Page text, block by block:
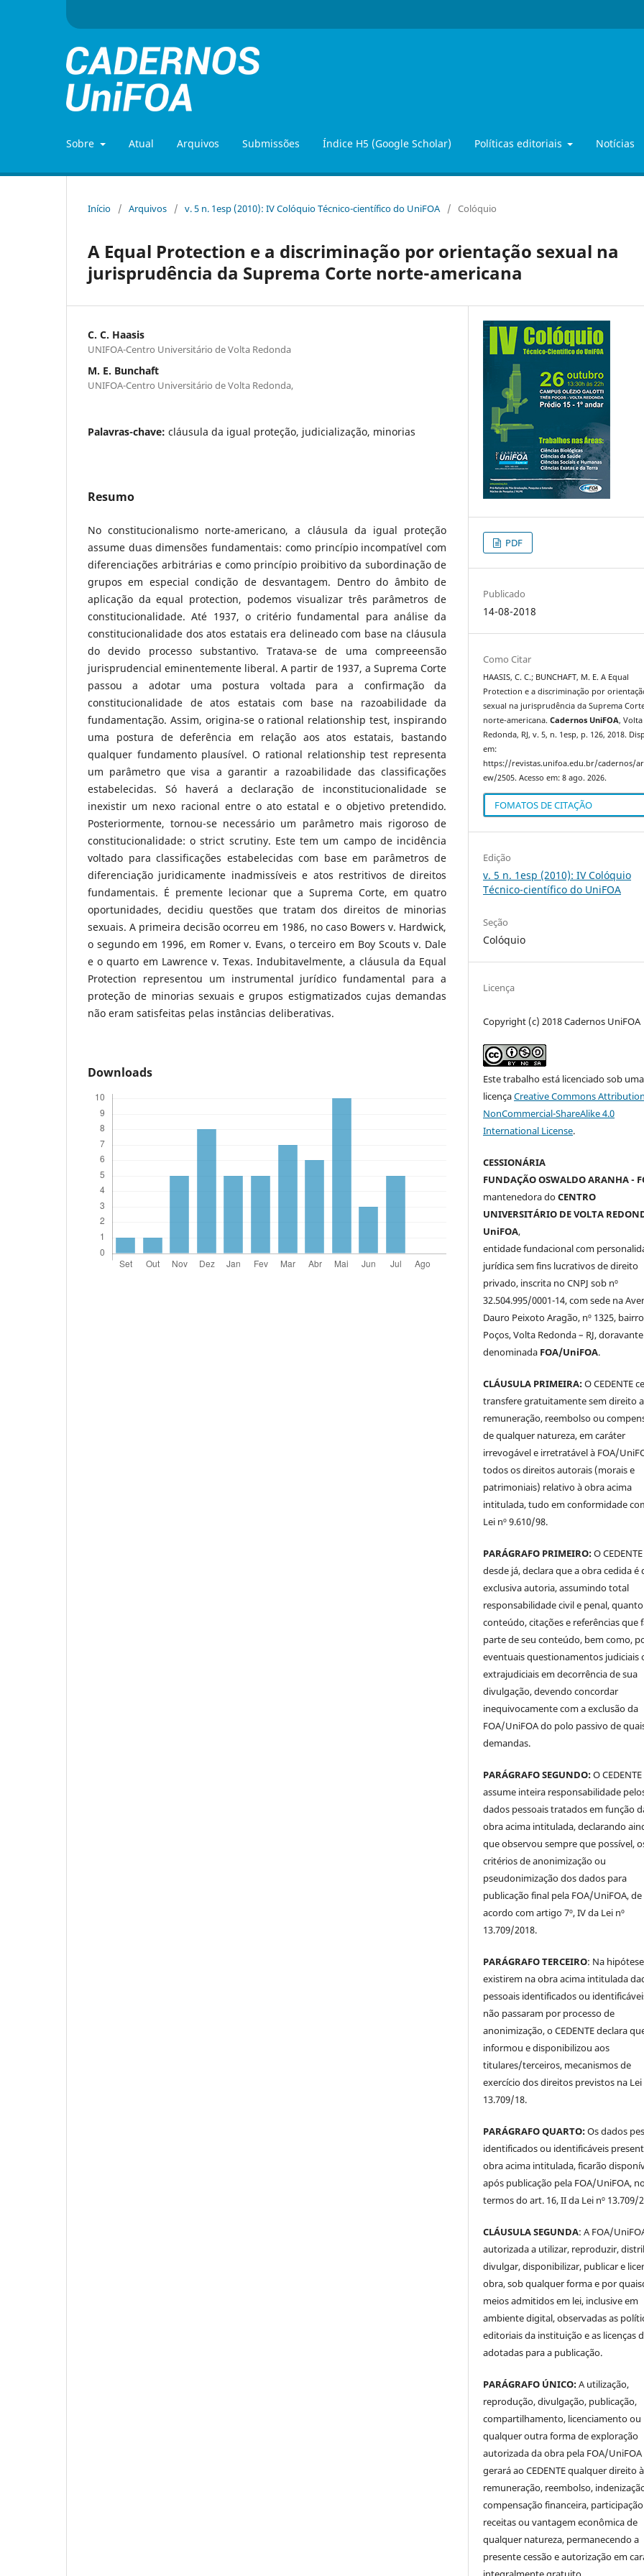
Sobre Atual Arquivos Submissões Índice H5 (Google Scholar) Políticas editoriais Notícias
Início / Arquivos / v. 5 n. 1esp (2010): IV Colóquio Técnico-científico do UniFOA / Colóquio
A Equal Protection e a discriminação por orientação sexual na
jurisprudência da Suprema Corte norte-americana
C. C. Haasis
UNIFOA-Centro Universitário de Volta Redonda
M. E. Bunchaft
UNIFOA-Centro Universitário de Volta Redonda,
Palavras-chave: cláusula da igual proteção, judicialização, minorias
Resumo
No constitucionalismo norte-americano, a cláusula da igual proteção
assume duas dimensões fundamentais: como princípio incompatível com
diferenciações arbitrárias e como princípio proibitivo da subordinação de
grupos em especial condição de desvantagem. Dentro do âmbito de
aplicação da equal protection, podemos visualizar três parâmetros de
constitucionalidade. Até 1937, o critério fundamental para análise da
constitucionalidade dos atos estatais era delineado com base na cláusula
do devido processo substantivo. Tratava-se de uma compreeensão
jurisprudencial eminentemente liberal. A partir de 1937, a Suprema Corte
passou a adotar uma postura voltada para a confirmação da
constitucionalidade de atos estatais com base na razoabilidade da
fundamentação. Assim, origina-se o rational relationship test, inspirando
uma postura de deferência em relação aos atos estatais, bastando
qualquer fundamento plausível. O rational relationship test representa
um parâmetro que visa a garantir a razoabilidade das classificações
estabelecidas. Só haverá a declaração de inconstitucionalidade se
inexistir um nexo racional entre o ato estatal e o objetivo pretendido.
Posteriormente, tornou-se necessário um parâmetro mais rigoroso de
constitucionalidade: o strict scrutiny. Este tem um campo de incidência
voltado para classificações estabelecidas com base em parâmetros de
diferenciação juridicamente inadmissíveis e atos restritivos de direitos
fundamentais. É premente lecionar que a Suprema Corte, em quatro
oportunidades, decidiu questões que tratam dos direitos de minorias
sexuais. A primeira decisão ocorreu em 1986, no caso Bowers v. Hardwick,
o segundo em 1996, em Romer v. Evans, o terceiro em Boy Scouts v. Dale
e o quarto em Lawrence v. Texas. Indubitavelmente, a cláusula da Equal
Protection representou um instrumental jurídico fundamental para a
proteção de minorias sexuais e grupos estigmatizados cujas demandas
não eram satisfeitas pelas instâncias deliberativas.
Downloads
PDF
Publicado
14-08-2018
Como Citar
HAASIS, C. C.; BUNCHAFT, M. E. A Equal
Protection e a discriminação por
sexual na jurisprudência da Suprema
norte-americana.Cadernos UniFOA, Volta
Redonda, RJ, v. 5, n. 1esp, p. 126, 2018.
em:
https://revistas.unifoa.edu.br/cadernos/
ew/2505. Acesso em: 8 ago. 2026.
FOMATOS DE CITAÇÃO
Edição
v. 5 n. 1esp (2010): IV Colóquio
Técnico-científico do UniFOA
Seção
Colóquio
Licença
Copyright (c) 2018 Cadernos UniFOA
Este trabalho está licenciado sob uma
licençaCreative Commons
NonCommercial-ShareAlike 4.0
International License.
CESSIONÁRIA
FUNDAÇÃO OSWALDO ARANHA -
mantenedora doCENTRO
UNIVERSITÁRIO DE VOLTA
UniFOA,
entidade fundacional com
jurídica sem fins lucrativos de direito
privado, inscrita no CNPJ sob nº
32.504.995/0001-14, com sede na
Dauro Peixoto Aragão, nº 1325,
Poços, Volta Redonda – RJ, doravante
denominada FOA/UniFOA.
CLÁUSULA PRIMEIRA:O CEDENTE
transfere gratuitamente sem direito a
remuneração, reembolso ou
de qualquer natureza, em caráter
irrevogável e irretratável à FOA/
todos os direitos autorais (morais e
patrimoniais) relativo à obra acima
intitulada, tudo em conformidade
Lei nº 9.610/98.
PARÁGRAFO PRIMEIRO:O CEDENTE
desde já, declara que a obra cedida é
exclusiva autoria, assumindo total
responsabilidade civil e penal,
conteúdo, citações e referências que
parte de seu conteúdo, bem como,
eventuais questionamentos judiciais
extrajudiciais em decorrência de sua
divulgação, devendo concordar
inequivocamente com a exclusão da
FOA/UniFOA do polo passivo de
demandas.
PARÁGRAFO SEGUNDO:O CEDENTE
assume inteira responsabilidade
dados pessoais tratados em função
obra acima intitulada, declarando
que observou sempre que possível,
critérios de anonimização ou
pseudonimização dos dados para
publicação final pela FOA/UniFOA, de
acordo com artigo 7º, IV da Lei nº
13.709/2018.
PARÁGRAFO TERCEIRO: Na
existirem na obra acima intitulada
pessoais identificados ou
não passaram por processo de
anonimização, o CEDENTE declara
informou e disponibilizou aos
titulares/terceiros, mecanismos de
exercício dos direitos previstos na Lei
13.709/18.
PARÁGRAFO QUARTO:Os dados
identificados ou identificáveis
obra acima intitulada, ficarão
após publicação pela FOA/UniFOA,
termos do art. 16, II da Lei nº 13.709/
CLÁUSULA SEGUNDA: A FOA/
autorizada a utilizar, reproduzir,
divulgar, disponibilizar, publicar e
obra, sob qualquer forma e por
meios admitidos em lei, inclusive em
ambiente digital, observadas as
editoriais da instituição e as licenças
adotadas para a publicação.
PARÁGRAFO ÚNICO:A utilização,
reprodução, divulgação, publicação,
compartilhamento, licenciamento ou
qualquer outra forma de exploração
autorizada da obra pela FOA/
gerará ao CEDENTE qualquer direito à
remuneração, reembolso,
compensação financeira,
receitas ou vantagem econômica de
qualquer natureza, permanecendo a
presente cessão e autorização em